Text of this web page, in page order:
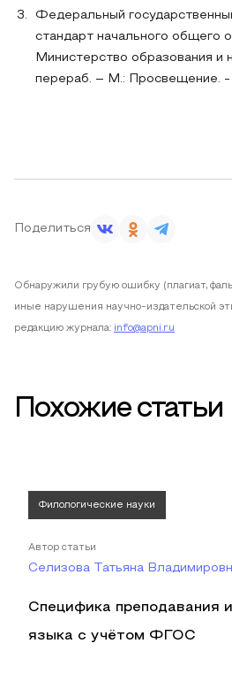
Федеральный
стандарт начального общего
Министерство образования и
перераб. – М.: Просвещение. -
Поделиться
Обнаружили грубую ошибку (плагиат,
иные нарушения научно-издательской
редакцию журнала: info@apni.ru
Похожие статьи
Филологические науки
Автор статьи
Селизова Татьяна
Специфика преподавания
языка с учётом ФГОС